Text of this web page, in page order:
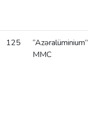
125
“Azəralüminium”
MMC